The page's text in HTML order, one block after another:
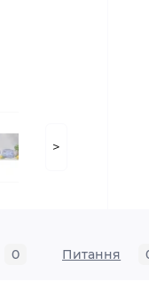
>
0 Питання